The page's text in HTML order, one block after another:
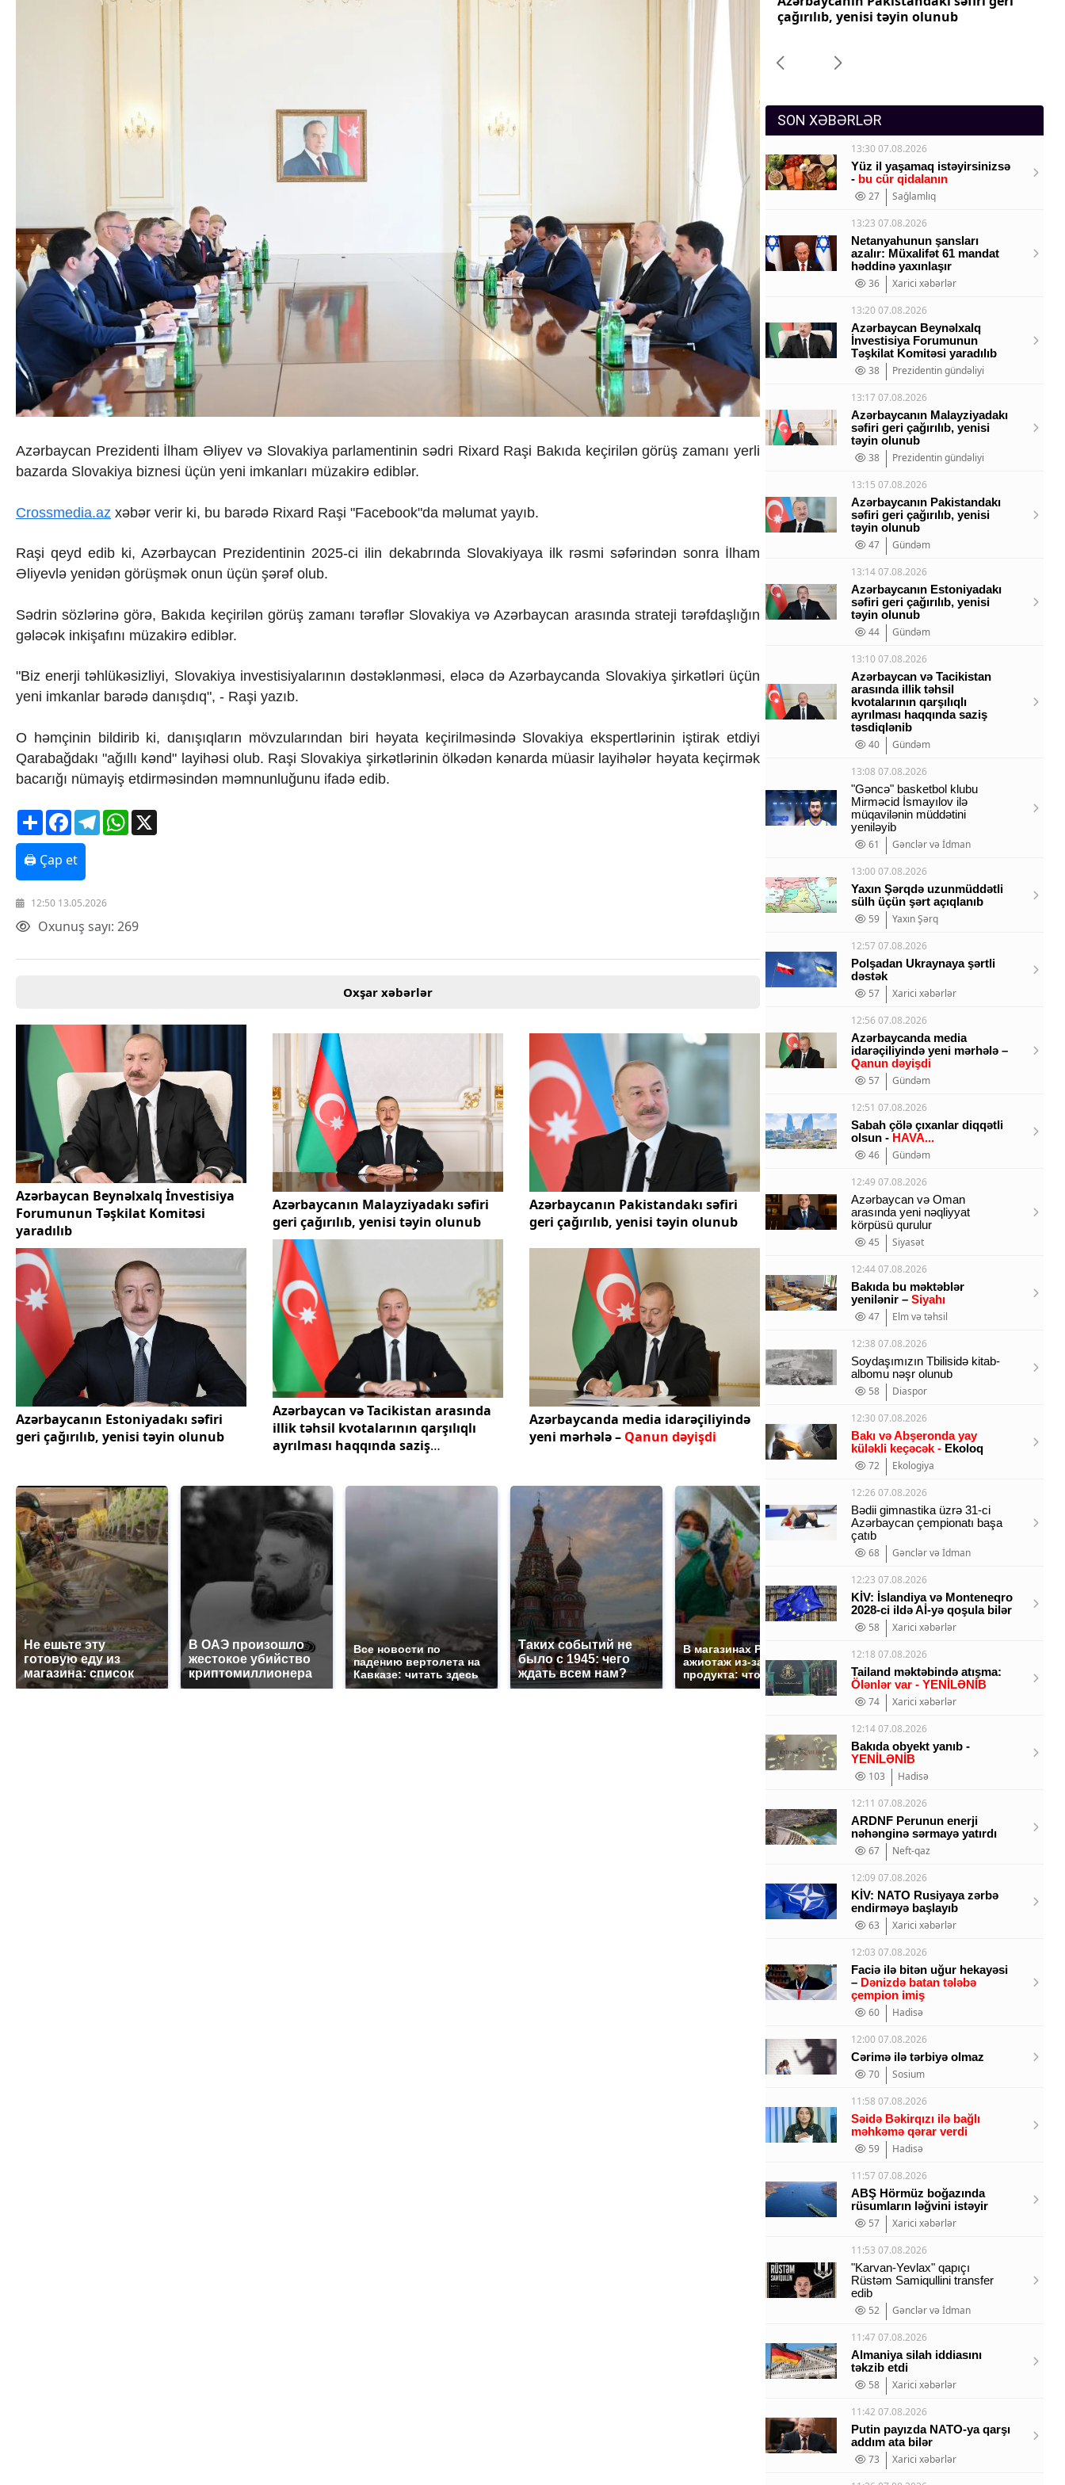
Sosium
Diaspor
Yüksəliş hekayəsi
Mədəniyyətimizin Zəfəri
Zəfər Diasporu
Səhiyyə
Ailə və uşaq
Turizm
İqtisadiyyat
İqtisadi xəbərlər
Energetika
Neft-qaz
Kənd təsərrüfatı
Hərbi sənaye
Telekommunikasiya və nəqliyyat
Cəmiyyət
Siyasət
Məhkəmə və hüquq
Ekologiya
Gənclər və İdman
Media və QHT
Sağlamlıq
Sosium
Mənəvi dəyərlər
Mətbuat-150
Əlaqə
Missiyamız
Azərbaycan Prezidenti İlham Əliyev və Slovakiya parlamentinin sədri Rixard Raşi Bakıda keçirilən görüş zamanı yerli
bazarda Slovakiya biznesi üçün yeni imkanları müzakirə ediblər.
Crossmedia.az xəbər verir ki, bu barədə Rixard Raşi "Facebook"da məlumat yayıb.
Raşi qeyd edib ki, Azərbaycan Prezidentinin 2025-ci ilin dekabrında Slovakiyaya ilk rəsmi səfərindən sonra İlham
Əliyevlə yenidən görüşmək onun üçün şərəf olub.
Sədrin sözlərinə görə, Bakıda keçirilən görüş zamanı tərəflər Slovakiya və Azərbaycan arasında strateji tərəfdaşlığın
gələcək inkişafını müzakirə ediblər.
"Biz enerji təhlükəsizliyi, Slovakiya investisiyalarının dəstəklənməsi, eləcə də Azərbaycanda Slovakiya şirkətləri üçün
yeni imkanlar barədə danışdıq", - Raşi yazıb.
O həmçinin bildirib ki, danışıqların mövzularından biri həyata keçirilməsində Slovakiya ekspertlərinin iştirak etdiyi
Qarabağdakı "ağıllı kənd" layihəsi olub. Raşi Slovakiya şirkətlərinin ölkədən kənarda müasir layihələr həyata keçirmək
bacarığı nümayiş etdirməsindən məmnunluğunu ifadə edib.
ShareFacebookTelegramWhatsApp
🖨 Çap et
12:50 13.05.2026
Oxunuş sayı: 269
Oxşar xəbərlər
Azərbaycan Beynəlxalq İnvestisiya
Forumunun Təşkilat Komitəsi
yaradılıb
Azərbaycanın Malayziyadakı səfiri
geri çağırılıb, yenisi təyin olunub
Azərbaycanın Pakistandakı səfiri
geri çağırılıb, yenisi təyin olunub
Azərbaycanın Estoniyadakı səfiri
geri çağırılıb, yenisi təyin olunub
Azərbaycan və Tacikistan arasında
illik təhsil kvotalarının qarşılıqlı
ayrılması haqqında saziş
Azərbaycanda media idarəçiliyində
yeni mərhələ – Qanun dəyişdi
Не ешьте эту
готовую еду из
магазина: список
В ОАЭ произошло
жестокое убийство
криптомиллионера
Все новости по
падению вертолета на
Кавказе: читать здесь
Таких событий не
было с 1945: чего
ждать всем нам?
В магазинах России
ажиотаж из-за этого
продукта: что купить?
СМИ: В Химках на
машину напали и
подожгли.
Forumunun Təşkilat Komitəsi yaradılıb
çağırılıb, yenisi təyin olunub
çağırılıb, yenisi təyin olunub
SON XƏBƏRLƏR
13:30 07.08.2026
Yüz il yaşamaq istəyirsinizsə
- bu cür qidalanın
27
Sağlamlıq
13:23 07.08.2026
Netanyahunun şansları
azalır: Müxalifət 61 mandat
həddinə yaxınlaşır
36
Xarici xəbərlər
13:20 07.08.2026
Azərbaycan Beynəlxalq
İnvestisiya Forumunun
Təşkilat Komitəsi yaradılıb
38
Prezidentin gündəliyi
13:17 07.08.2026
Azərbaycanın Malayziyadakı
səfiri geri çağırılıb, yenisi
təyin olunub
38
Prezidentin gündəliyi
13:15 07.08.2026
Azərbaycanın Pakistandakı
səfiri geri çağırılıb, yenisi
təyin olunub
47
Gündəm
13:14 07.08.2026
Azərbaycanın Estoniyadakı
səfiri geri çağırılıb, yenisi
təyin olunub
44
Gündəm
13:10 07.08.2026
Azərbaycan və Tacikistan
arasında illik təhsil
kvotalarının qarşılıqlı
ayrılması haqqında saziş
təsdiqlənib
40
Gündəm
13:08 07.08.2026
"Gəncə" basketbol klubu
Mirməcid İsmayılov ilə
müqavilənin müddətini
yeniləyib
61
Gənclər və İdman
13:00 07.08.2026
Yaxın Şərqdə uzunmüddətli
sülh üçün şərt açıqlanıb
59
Yaxın Şərq
12:57 07.08.2026
Polşadan Ukraynaya şərtli
dəstək
57
Xarici xəbərlər
12:56 07.08.2026
Azərbaycanda media
idarəçiliyində yeni mərhələ –
Qanun dəyişdi
57
Gündəm
12:51 07.08.2026
Sabah çölə çıxanlar diqqətli
olsun - HAVA...
46
Gündəm
12:49 07.08.2026
Azərbaycan və Oman
arasında yeni nəqliyyat
körpüsü qurulur
45
Siyasət
12:44 07.08.2026
Bakıda bu məktəblər
yenilənir – Siyahı
47
Elm və təhsil
12:38 07.08.2026
Soydaşımızın Tbilisidə kitab-
albomu nəşr olunub
58
Diaspor
12:30 07.08.2026
Bakı və Abşeronda yay
küləkli keçəcək - Ekoloq
72
Ekologiya
12:26 07.08.2026
Bədii gimnastika üzrə 31-ci
Azərbaycan çempionatı başa
çatıb
68
Gənclər və İdman
12:23 07.08.2026
KİV: İslandiya və Monteneqro
2028-ci ildə Aİ-yə qoşula bilər
58
Xarici xəbərlər
12:18 07.08.2026
Tailand məktəbində atışma:
Ölənlər var - YENİLƏNİB
74
Xarici xəbərlər
12:14 07.08.2026
Bakıda obyekt yanıb -
YENİLƏNİB
103
Hadisə
12:11 07.08.2026
ARDNF Perunun enerji
nəhənginə sərmayə yatırdı
67
Neft-qaz
12:09 07.08.2026
KİV: NATO Rusiyaya zərbə
endirməyə başlayıb
63
Xarici xəbərlər
12:03 07.08.2026
Faciə ilə bitən uğur hekayəsi
– Dənizdə batan tələbə
çempion imiş
60
Hadisə
12:00 07.08.2026
Cərimə ilə tərbiyə olmaz
70
Sosium
11:58 07.08.2026
Səidə Bəkirqızı ilə bağlı
məhkəmə qərar verdi
59
Hadisə
11:57 07.08.2026
ABŞ Hörmüz boğazında
rüsumların ləğvini istəyir
57
Xarici xəbərlər
11:53 07.08.2026
"Karvan-Yevlax" qapıçı
Rüstəm Samiqullini transfer
edib
52
Gənclər və İdman
11:47 07.08.2026
Almaniya silah iddiasını
təkzib etdi
58
Xarici xəbərlər
11:42 07.08.2026
Putin payızda NATO-ya qarşı
addım ata bilər
73
Xarici xəbərlər